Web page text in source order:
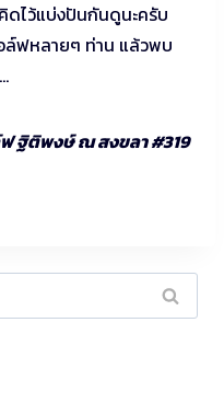
ไว้แบ่งปันกันดูนะครับ
ล์ฟหลายๆ ท่าน แล้วพบ
ฟ ฐิติพงษ์ ณ สงขลา #319